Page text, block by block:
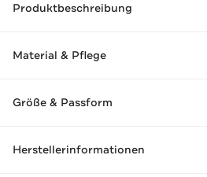
Produktbeschreibung
Material & Pflege
Größe & Passform
Herstellerinformationen